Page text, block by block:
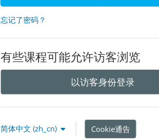
忘记了密码？
有些课程可能允许访客浏览
以访客身份登录
简体中文 ‎(zh_cn)‎ Cookie通告